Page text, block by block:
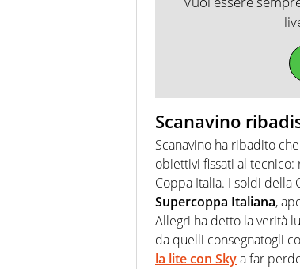
Scanavino
Scanavino ha ribadito
obiettivi fissati al
Coppa Italia. I soldi della
Supercoppa Italiana,
Allegri ha detto la verità
da quelli consegnatogli
la lite con Skya far